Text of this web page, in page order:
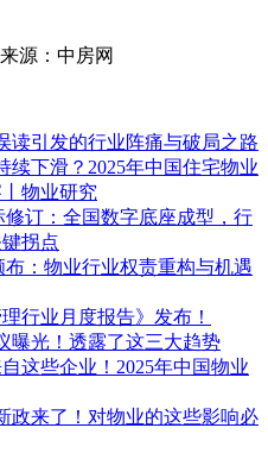
来源： 中房网
读引发的行业阵痛与破局之路
续下滑？2025年中国住宅物业
物业研究
订：全国数字底座成型，行
拐点
：物业行业权责重构与机遇
行业月度报告》发布！
曝光！透露了这三大趋势
这些企业！2025年中国物业
政来了！对物业的这些影响必